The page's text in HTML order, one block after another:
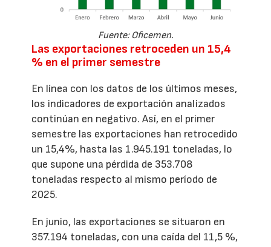
Fuente: Oficemen.
Las exportaciones retroceden un 15,4
% en el primer semestre
En línea con los datos de los últimos meses,
los indicadores de exportación analizados
continúan en negativo. Así, en el primer
semestre las exportaciones han retrocedido
un 15,4%, hasta las 1.945.191 toneladas, lo
que supone una pérdida de 353.708
toneladas respecto al mismo período de
2025.
En junio, las exportaciones se situaron en
357.194 toneladas, con una caída del 11,5 %,